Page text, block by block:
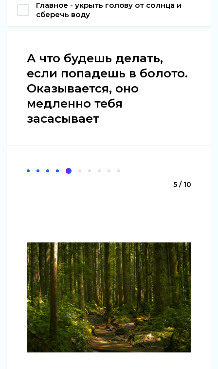
Главное - укрыть голову от солнца и
сберечь воду
А что будешь делать,
если попадешь в болото.
Оказывается, оно
медленно тебя
засасывает
5 / 10